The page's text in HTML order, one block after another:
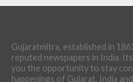
Gujaratmitra, established in
reputed newspapers in India.
you the opportunity to stay
happenings of Gujarat, India